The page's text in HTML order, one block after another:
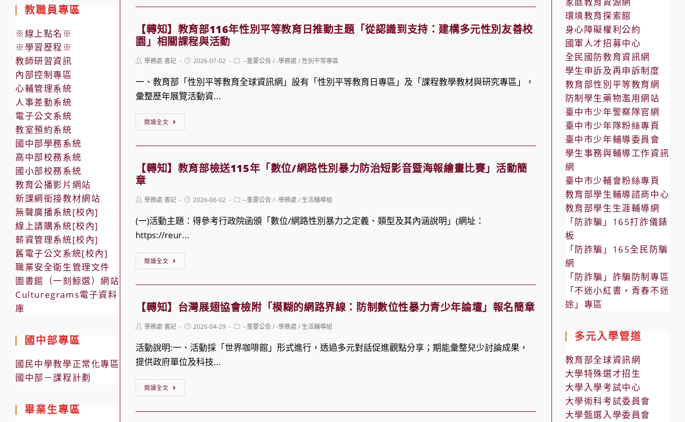
學
生
申
就
學
貸
款
事
為
加
強
制
學
生
像
罪，
政
部
警
政
作
「預
性
影
像
犯
罪」
【轉知】教育部116年性別平等教育日推動主題「從認識到支持：建構多元性別友善校
園」相關課程與活動
Post學務處 書記
Post2026-07-02
Post--重要公告 / -學務處 / 性別平等專區
一、教育部「性別平等教育全球資訊網」設有「性別平等教育日專區」及「課程教學教材與研究專區」，
彙整歷年展覽活動資...
閱讀全文
教
育
部
年
性
別
日
主
題
【轉知】教育部檢送115年「數位/網路性別暴力防治短影音暨海報繪畫比賽」活動簡
章
Post學務處 書記
Post2026-06-02
Post--重要公告 / -學務處 / 生活輔導組
(一)活動主題：得參考行政院函頒「數位/網路性別暴力之定義、類型及其內涵說明」(網址：
https://reur...
閱讀全文
教
育
部
檢
送
115
網
【轉知】台灣展翅協會檢附「模糊的網路界線：防制數位性暴力青少年論壇」報名簡章
Post學務處 書記
Post2026-04-29
Post--重要公告 / -學務處 / 生活輔導組
活動說明:一、活動採「世界咖啡館」形式進行，透過多元對話促進觀點分享；期能彙整兒少討論成果，
提供政府單位及科技...
閱讀全文
台
教職員專區
※線上點名※
※學習歷程※
教師研習資訊
內部控制專區
心輔管理系統
人事差勤系統
電子公文系統
教室預約系統
國中部學務系統
高中部校務系統
國小部校務系統
教育公播影片網站
新課綱銜接教材網站
無聲廣播系統[校內]
線上請購系統[校內]
薪資管理系統[校內]
舊電子公文系統[校內]
職業安全衛生管理文件
圖書館（一刻鯨選）網站
Culturegrams電子資料
庫
國中部專區
國民中學教學正常化專區
國中部－課程計劃
畢業生專區
環境教育探索館
身心障礙權利公約
國軍人才招募中心
全民國防教育資訊網
學生申訴及再申訴制度
教育部性別平等教育網
防制學生藥物濫用網站
臺中市少年警察隊官網
臺中市少年隊粉絲專頁
臺中市少年輔導委員會
學生事務與輔導工作資訊
網
臺中市少輔會粉絲專頁
教育部學生輔導諮商中心
教育部學生生涯輔導網
「防詐騙」165打詐儀錶
板
「防詐騙」165全民防騙
網
「防詐騙」詐騙防制專區
「不迷小紅書，青春不迷
途」專區
多元入學管道
教育部全球資訊網
大學特殊選才招生
大學入學考試中心
大學術科考試委員會
大學甄選入學委員會